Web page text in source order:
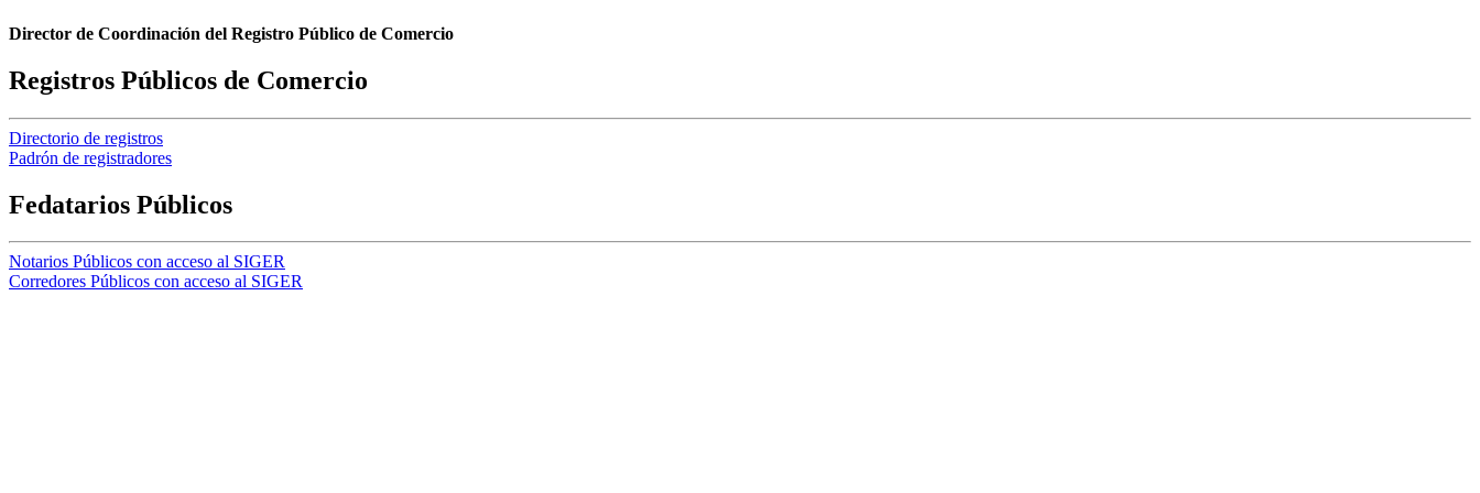
Director de Coordinación del Registro Público de Comercio
Registros Públicos de Comercio
Directorio de registros
Padrón de registradores
Fedatarios Públicos
Notarios Públicos con acceso al SIGER
Corredores Públicos con acceso al SIGER